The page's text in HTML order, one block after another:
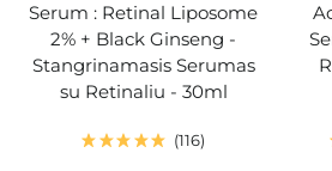
Serum : Retinal Liposome
2% + Black Ginseng -
Stangrinamasis Serumas
su Retinaliu - 30ml
116